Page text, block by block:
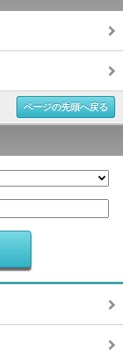
ページの先頭へ戻る